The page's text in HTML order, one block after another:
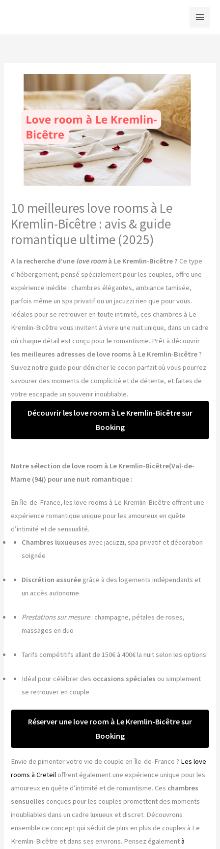
10 meilleures love rooms à Le
Kremlin-Bicêtre : avis & guide
romantique ultime (2025)
A la recherche d’une love roomà Le Kremlin-Bicêtre ? Ce type
d’hébergement, pensé spécialement pour les couples, offre une
expérience inédite : chambres élégantes, ambiance tamisée,
parfois même un spa privatif ou un jacuzzi rien que pour vous.
Idéales pour se retrouver en toute intimité, ces chambres à Le
Kremlin-Bicêtre vous invitent à vivre une nuit unique, dans un cadre
où chaque détail est conçu pour le romantisme. Prêt à découvrir
les meilleures adresses de love rooms à Le Kremlin-Bicêtre?
Suivez notre guide pour dénicher le cocon parfait où vous pourrez
savourer des moments de complicité et de détente, et faites de
votre escapade un souvenir inoubliable.
Découvrir les love room à Le Kremlin-Bicêtre sur
Booking
Notre sélection de love room à Le Kremlin-Bicêtre(Val-de-
Marne (94)) pour une nuit romantique :
En Île-de-France, les love rooms à Le Kremlin-Bicêtre offrent une
expérience romantique unique pour les amoureux en quête
d’intimité et de sensualité.
Chambres luxueuses avec jacuzzi, spa privatif et décoration
soignée
Discrétion assurée grâce à des logements indépendants et
un accès autonome
Prestations sur mesure: champagne, pétales de roses,
massages en duo
Tarifs compétitifs allant de 150€ à 400€ la nuit selon les options
Idéal pour célébrer des occasions spéciales ou simplement
se retrouver en couple
Réserver une love room à Le Kremlin-Bicêtre sur
Booking
Envie de pimenter votre vie de couple en Île-de-France ? Les love
rooms à Creteil offrent également une expérience unique pour les
amoureux en quête d’intimité et de romantisme. Ces chambres
sensuelles conçues pour les couples promettent des moments
inoubliables dans un cadre luxueux et discret. Découvrons
ensemble ce concept qui séduit de plus en plus de couples à Le
Kremlin-Bicêtre et dans ses environs. Pensez égalementà